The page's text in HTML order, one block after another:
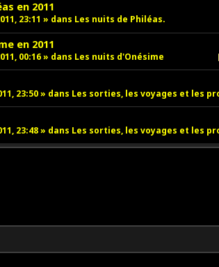
en 2011
23:11 » dans Les nuits de Philéas.
en 2011
00:16» dans Les nuits d'Onésime
23:50» dans Les sorties, les voyages et les
23:48» dans Les sorties, les voyages et les